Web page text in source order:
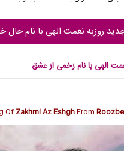
روزبه نعمت الهی با نام
الهی با نام زخمی از عشق
Of Zakhmi Az EshghFrom